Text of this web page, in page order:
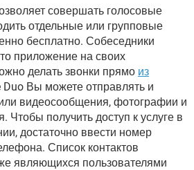
совершать голосовые
отдельные или групповые
бесплатно. Собеседники
приложение на своих
делать звонки прямо из
Duo Вы можете отправлять и
видеосообщения, фотографии и
Чтобы получить доступ к услуге в
достаточно ввести номер
Список контактов
являющихся пользователями